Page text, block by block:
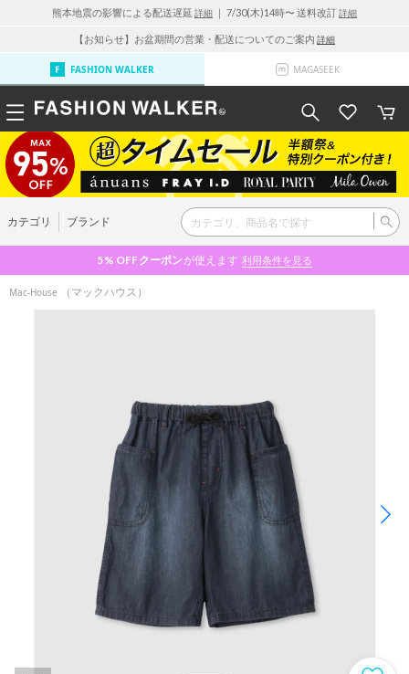
熊本地震の影響による配送遅延 詳細 ｜ 7/30(木)14時〜 送料改訂詳細
【お知らせ】お盆期間の営業・配送についてのご案内 詳細
FASHION WALKER MAGASEEK
カテゴリ ブランド
5% OFFクーポンが使えます 利用条件を見る
Mac-House （マックハウス）